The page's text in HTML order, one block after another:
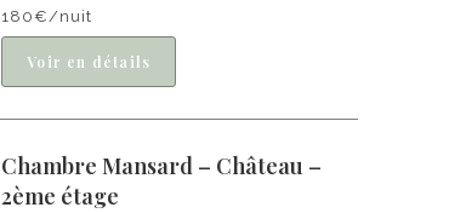
180€/nuit
Chambre Mansard – Château –
2ème étage